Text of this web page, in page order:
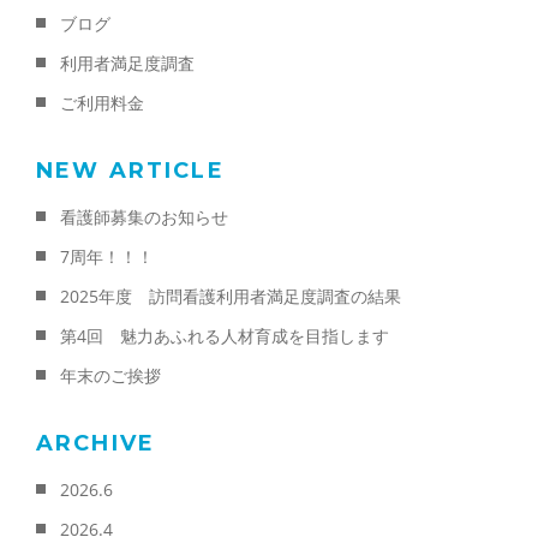
ブログ
利用者満足度調査
ご利用料金
NEW ARTICLE
看護師募集のお知らせ
7周年！！！
2025年度 訪問看護利用者満足度調査の結果
第4回 魅力あふれる人材育成を目指します
年末のご挨拶
ARCHIVE
2026.6
2026.4